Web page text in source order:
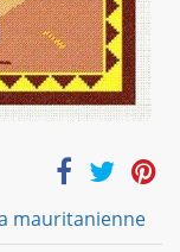
mauritanienne